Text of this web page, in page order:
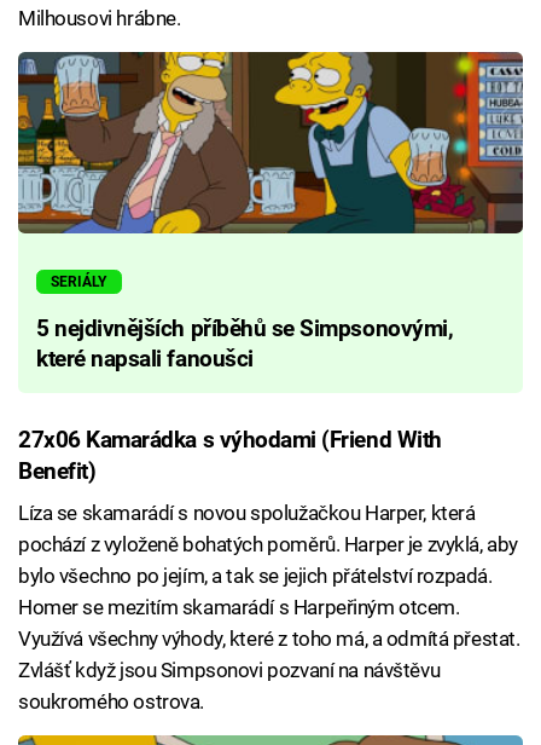
Milhousovi hrábne.
SERIÁLY
5 nejdivnějších příběhů se Simpsonovými,
které napsali fanoušci
27x06 Kamarádka s výhodami (Friend With
Benefit)
Líza se skamarádí s novou spolužačkou Harper, která
pochází z vyloženě bohatých poměrů. Harper je zvyklá, aby
bylo všechno po jejím, a tak se jejich přátelství rozpadá.
Homer se mezitím skamarádí s Harpeřiným otcem.
Využívá všechny výhody, které z toho má, a odmítá přestat.
Zvlášť když jsou Simpsonovi pozvaní na návštěvu
soukromého ostrova.